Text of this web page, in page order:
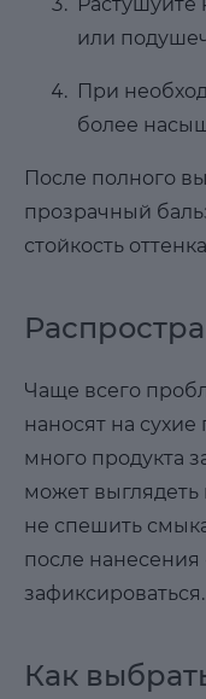
или
При
более
После полного
прозрачный
стойкость
Чаще всего
наносят на
много продукта
может
не спешить
после
зафиксироваться.
Как